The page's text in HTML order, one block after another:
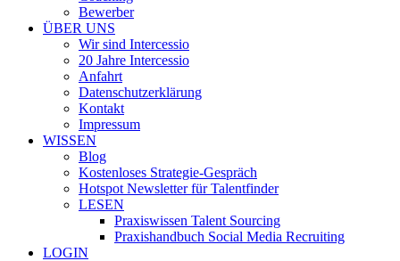
Bewerber
ÜBER UNS
Wir sind Intercessio
20 Jahre Intercessio
Anfahrt
Datenschutzerklärung
Kontakt
Impressum
WISSEN
Blog
Kostenloses Strategie-Gespräch
Hotspot Newsletter für Talentfinder
LESEN
Praxiswissen Talent Sourcing
Praxishandbuch Social Media Recruiting
LOGIN